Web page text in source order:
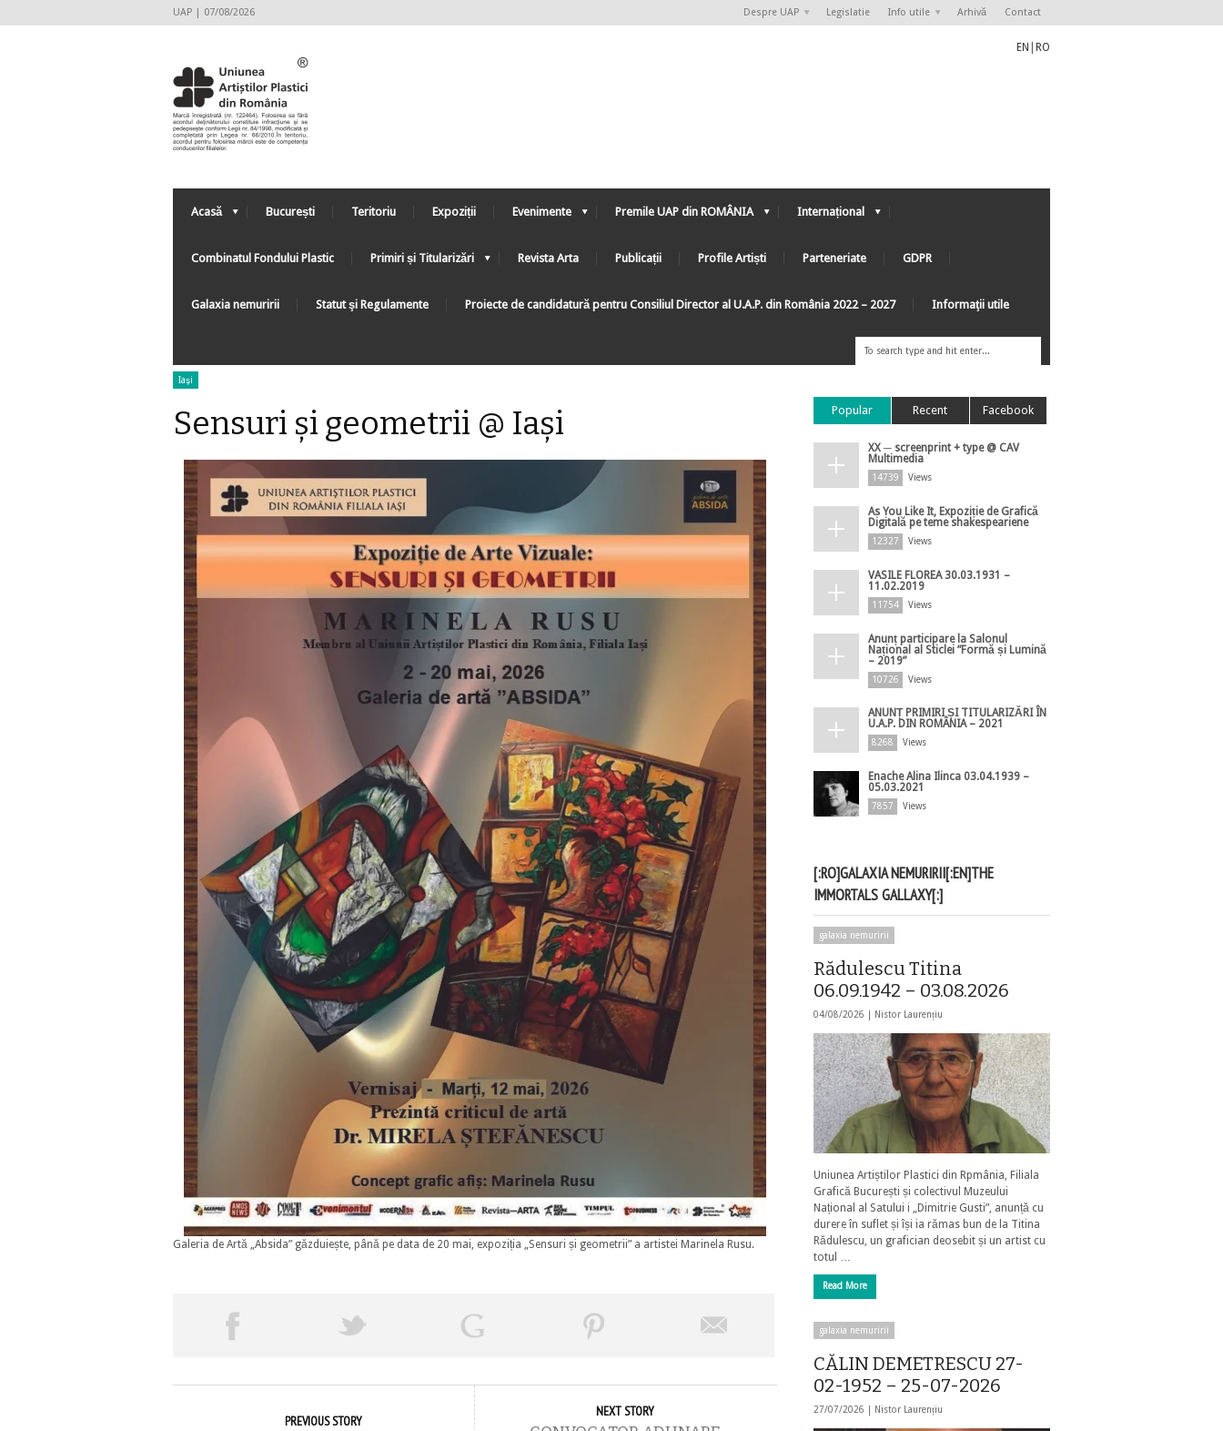
UAP | 07/08/2026 Despre UAP Legislatie Info utile Arhivă Contact
EN RO
Acasă București Teritoriu Expoziții Evenimente Premile UAP din ROMÂNIA Internațional
Combinatul Fondului Plastic Primiri și Titularizări Revista Arta Publicații Profile Artiști Parteneriate GDPR
Galaxia nemuririi Statut şi Regulamente Proiecte de candidatură pentru Consiliul Director al U.A.P. din România 2022 – 2027 Informaţii utile
Iaşi
Sensuri și geometrii @ Iași
Galeria de Artă „Absida” găzduiește, până pe data de 20 mai, expoziția „Sensuri și geometrii” a artistei Marinela Rusu.
PREVIOUS STORY
NEXT STORY
Popular Recent Facebook
XX ─ screenprint + type @ CAV
Multimedia
14739 Views
As You Like It, Expoziție de Grafică
Digitală pe teme shakespeariene
12327 Views
VASILE FLOREA 30.03.1931 –
11.02.2019
11754 Views
Anunț participare la Salonul
Național al Sticlei ”Formă și Lumină
– 2019”
10726 Views
ANUNȚ PRIMIRI ȘI TITULARIZĂRI ÎN
U.A.P. DIN ROMÂNIA – 2021
8268 Views
Enache Alina Ilinca 03.04.1939 –
05.03.2021
7857 Views
[:RO]GALAXIA NEMURIRII[:EN]THE
IMMORTALS GALLAXY[:]
galaxia nemuririi
Rădulescu Titina
06.09.1942 – 03.08.2026
04/08/2026 | Nistor Laurențiu
Uniunea Artiștilor Plastici din Rpmânia, Filiala
Grafică București și colectivul Muzeului
Național al Satului i „Dimitrie Gusti”, anunță cu
durere în suflet și își ia rămas bun de la Titina
Rădulescu, un grafician deosebit și un artist cu
totul …
Read More
galaxia nemuririi
CĂLIN DEMETRESCU 27-
02-1952 – 25-07-2026
27/07/2026 | Nistor Laurențiu